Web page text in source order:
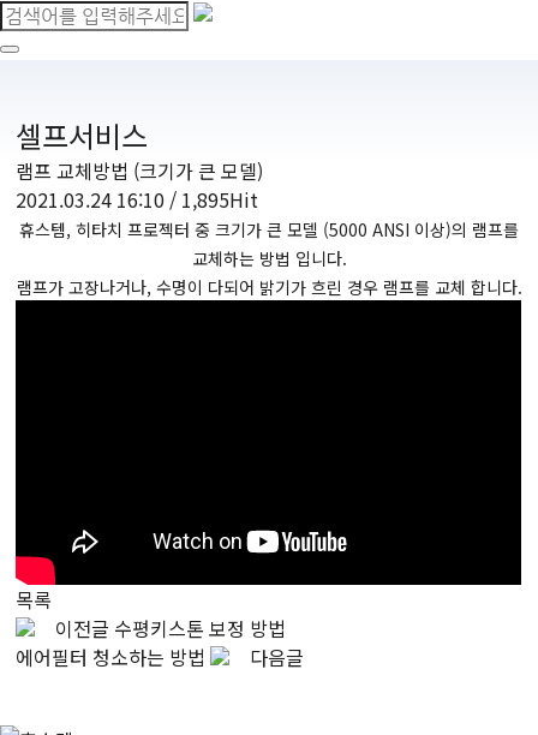
셀프서비스
램프 교체방법 (크기가 큰 모델)
2021.03.24 16:10 / 1,895Hit
휴스템, 히타치 프로젝터 중 크기가 큰 모델 (5000 ANSI 이상)의 램프를
교체하는 방법 입니다.
램프가 고장나거나, 수명이 다되어 밝기가 흐린 경우 램프를 교체 합니다.
목록
이전글 수평키스톤 보정 방법
에어필터 청소하는 방법
다음글